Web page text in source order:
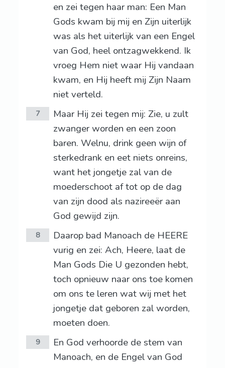
en zei tegen haar man: Een Man
Gods kwam bij mij en Zijn uiterlijk
was als het uiterlijk van een Engel
van God, heel ontzagwekkend. Ik
vroeg Hem niet waar Hij vandaan
kwam, en Hij heeft mij Zijn Naam
niet verteld.
7
Maar Hij zei tegen mij: Zie, u zult
zwanger worden en een zoon
baren. Welnu, drink geen wijn of
sterkedrank en eet niets onreins,
want het jongetje zal van de
moederschoot af tot op de dag
van zijn dood als nazireeër aan
God gewijd zijn.
8
Daarop bad Manoach de HEERE
vurig en zei: Ach, Heere, laat de
Man Gods Die U gezonden hebt,
toch opnieuw naar ons toe komen
om ons te leren wat wij met het
jongetje dat geboren zal worden,
moeten doen.
9
En God verhoorde de stem van
Manoach, en de Engel van God